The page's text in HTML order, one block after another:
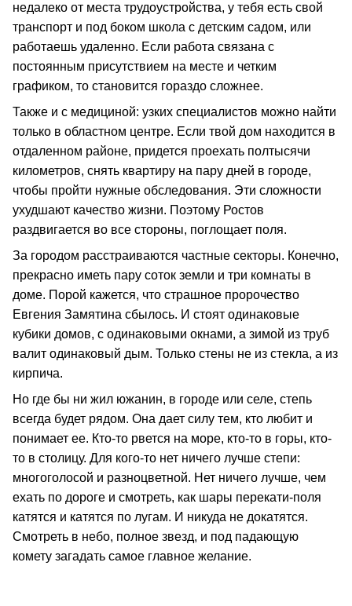
недалеко от места трудоустройства, у тебя есть свой
транспорт и под боком школа с детским садом, или
работаешь удаленно. Если работа связана с
постоянным присутствием на месте и четким
графиком, то становится гораздо сложнее.
Также и с медициной: узких специалистов можно найти
только в областном центре. Если твой дом находится в
отдаленном районе, придется проехать полтысячи
километров, снять квартиру на пару дней в городе,
чтобы пройти нужные обследования. Эти сложности
ухудшают качество жизни. Поэтому Ростов
раздвигается во все стороны, поглощает поля.
За городом расстраиваются частные секторы. Конечно,
прекрасно иметь пару соток земли и три комнаты в
доме. Порой кажется, что страшное пророчество
Евгения Замятина сбылось. И стоят одинаковые
кубики домов, с одинаковыми окнами, а зимой из труб
валит одинаковый дым. Только стены не из стекла, а из
кирпича.
Но где бы ни жил южанин, в городе или селе, степь
всегда будет рядом. Она дает силу тем, кто любит и
понимает ее. Кто-то рвется на море, кто-то в горы, кто-
то в столицу. Для кого-то нет ничего лучше степи:
многоголосой и разноцветной. Нет ничего лучше, чем
ехать по дороге и смотреть, как шары перекати-поля
катятся и катятся по лугам. И никуда не докатятся.
Смотреть в небо, полное звезд, и под падающую
комету загадать самое главное желание.